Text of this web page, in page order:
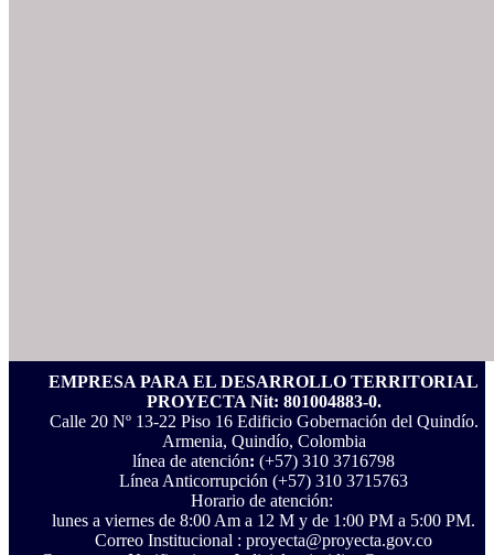
EMPRESA PARA EL DESARROLLO TERRITORIAL
PROYECTA Nit: 801004883-0.
Calle 20 Nº 13-22 Piso 16 Edificio Gobernación del Quindío.
Armenia, Quindío, Colombia
línea de atención: (+57) 310 3716798
Línea Anticorrupción ‪(+57) 310 3715763‬
Horario de atención:
lunes a viernes de 8:00 Am a 12 M y de 1:00 PM a 5:00 PM.
Correo Institucional : proyecta@proyecta.gov.co